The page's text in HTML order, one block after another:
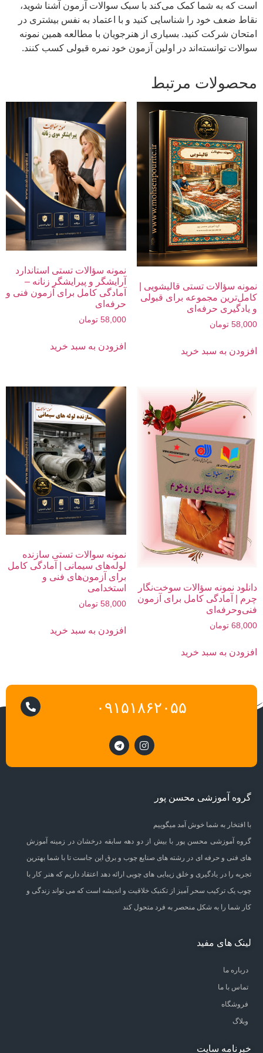
است که به شما کمک می‌کند با سبک سوالات آزمون آشنا شوید،
نقاط ضعف خود را شناسایی کنید و با اعتماد به نفس بیشتری در
امتحان شرکت کنید. بسیاری از هنرجویان با مطالعه همین نمونه
سوالات توانسته‌اند در اولین آزمون خود نمره قبولی کسب کنند.
محصولات مرتبط
نمونه سؤالات تستی قالیشویی |
کامل‌ترین مجموعه برای قبولی
و یادگیری حرفه‌ای
58,000 تومان
افزودن به سبد خرید
نمونه سؤالات تستی استاندارد
آرایشگر و پیرایشگر زنانه –
آمادگی کامل برای آزمون فنی و
حرفه‌ای
58,000 تومان
افزودن به سبد خرید
دانلود نمونه سؤالات سوخت‌نگار
چرم | آمادگی کامل برای آزمون
فنی‌وحرفه‌ای
68,000 تومان
افزودن به سبد خرید
نمونه سوالات تستی سازنده
لوله‌های سیمانی | آمادگی کامل
برای آزمون‌های فنی و
استخدامی
58,000 تومان
افزودن به سبد خرید
۰۹۱۵۱۸۶۲۰۵۵
گروه آموزشی محسن پور
با افتخار به شما خوش آمد میگوییم
گروه آموزشی محسن پور با بیش از دو دهه سابقه درخشان در زمینه آموزش
های فنی و حرفه ای در رشته های صنایع چوب و برق این جاست تا با شما بهترین
تجربه را در یادگیری و خلق زیبایی های چوبی ارائه دهد اعتقاد داریم که هنر کار با
چوب یک ترکیب سحر آمیز از تکنیک خلاقیت و اندیشه است که می تواند زندگی و
کار شما را به شکل منحصر به فرد متحول کند
لینک های مفید
درباره ما
تماس با ما
فروشگاه
وبلاگ
خبرنامه سایت